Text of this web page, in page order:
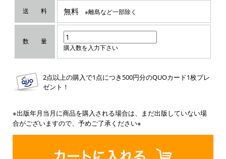
送 料 無料 ※離島など一部除く
数 量
購入数を入力下さい
2点以上の購入で1点につき500円分のQUOカード1枚プレ
ゼント！
※出版年月当月に商品を購入される場合は、まだ出版していない場
合がございますので、予めご了承ください※